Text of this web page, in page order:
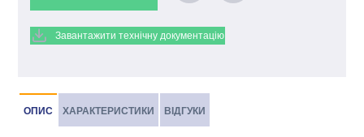
Завантажити технічну документацію
ОПИС ХАРАКТЕРИСТИКИ ВІДГУКИ